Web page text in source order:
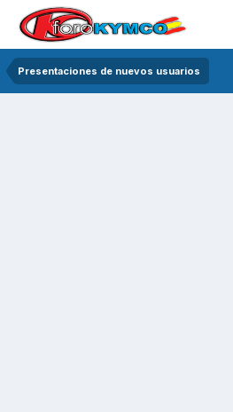
Presentaciones de nuevos usuarios